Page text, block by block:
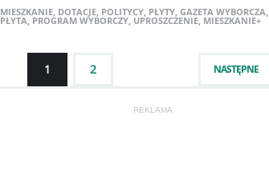
MIESZKANIE, DOTACJE, POLITYCY, PŁYTY, GAZETA WYBORCZA,
PŁYTA, PROGRAM WYBORCZY, UPROSZCZENIE, MIESZKANIE+
1 2 NASTĘPNE
REKLAMA